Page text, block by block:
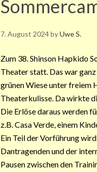
7. August 2024byUwe S.
Zum 38. Shinson Hapkido
Theater statt. Das war
grünen Wiese unter freiem
Theaterkulisse. Da wirkte
Die Erlöse daraus werden
z.B. Casa Verde, einem
Ein Teil der Vorführung
Dantragenden und der
Pausen zwischen den